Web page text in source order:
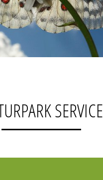
SERVICE